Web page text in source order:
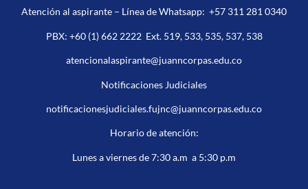
Atención al aspirante – Línea de Whatsapp: +57 311 281 0340
PBX: +60 (1) 662 2222Ext. 519, 533, 535, 537, 538
atencionalaspirante@juanncorpas.edu.co
Notificaciones Judiciales
notificacionesjudiciales.fujnc@juanncorpas.edu.co
Horario de atención:
Lunes a viernes de 7:30 a.m a 5:30 p.m